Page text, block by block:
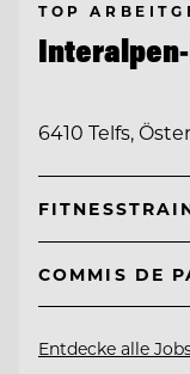
TOP
6410 Telfs,
COMMIS DE
Entdecke alle